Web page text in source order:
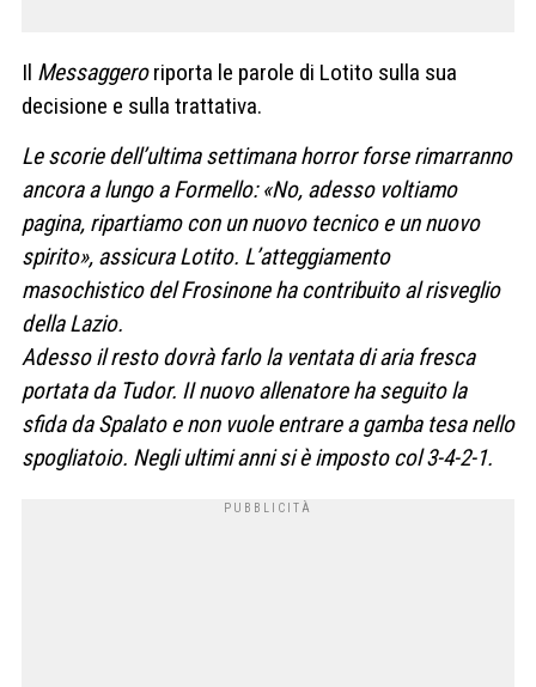
Il Messaggeroriporta le parole di Lotito sulla sua
decisione e sulla trattativa.
Le scorie dell’ultima settimana horror forse rimarranno
ancora a lungo a Formello: «No, adesso voltiamo
pagina, ripartiamo con un nuovo tecnico e un nuovo
spirito», assicura Lotito. L’atteggiamento
masochistico del Frosinone ha contribuito al risveglio
della Lazio.
Adesso il resto dovrà farlo la ventata di aria fresca
portata da Tudor. II nuovo allenatore ha seguito la
sfida da Spalato e non vuole entrare a gamba tesa nello
spogliatoio. Negli ultimi anni si è imposto col 3-4-2-1.